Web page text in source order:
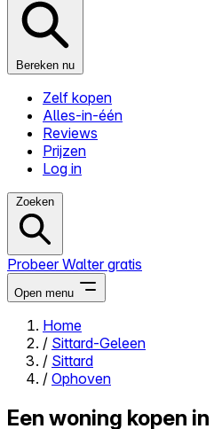
Bereken nu
Zelf kopen
Alles-in-één
Reviews
Prijzen
Log in
Zoeken
Probeer Walter gratis
Open menu
Close menu
Home
/ Sittard-Geleen
/ Sittard
/ Ophoven
Een woning kopen